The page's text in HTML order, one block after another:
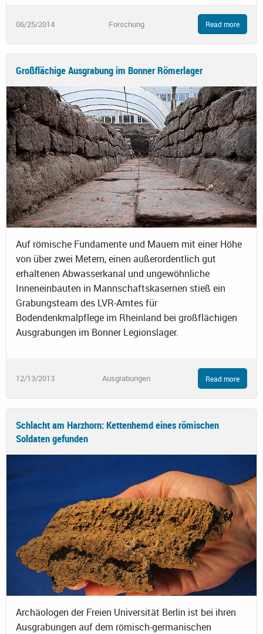
06/25/2014 Forschung Read more
Großflächige Ausgrabung im Bonner Römerlager
Auf römische Fundamente und Mauern mit einer Höhe
von über zwei Metern, einen außerordentlich gut
erhaltenen Abwasserkanal und ungewöhnliche
Inneneinbauten in Mannschaftskasernen stieß ein
Grabungsteam des LVR-Amtes für
Bodendenkmalpflege im Rheinland bei großflächigen
Ausgrabungen im Bonner Legionslager.
12/13/2013 Ausgrabungen Read more
Schlacht am Harzhorn: Kettenhemd eines römischen
Soldaten gefunden
Archäologen der Freien Universität Berlin ist bei ihren
Ausgrabungen auf dem römisch-germanischen